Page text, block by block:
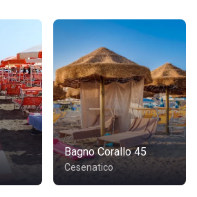
Bagno Corallo 45
Cesenatico